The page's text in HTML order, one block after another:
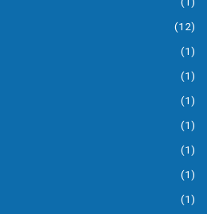
(12)
(1)
(1)
(1)
(1)
(1)
(1)
(1)